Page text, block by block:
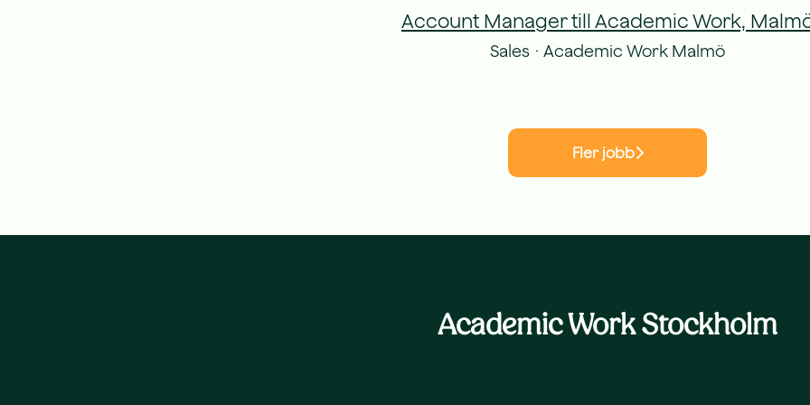
Account Manager till Academic Work,
Sales · Academic Work Malmö
Fler jobb
Academic Work Stockholm